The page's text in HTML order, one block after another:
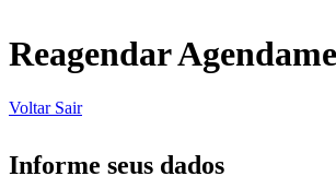
Reagendar
Voltar Sair
Informe seus dados